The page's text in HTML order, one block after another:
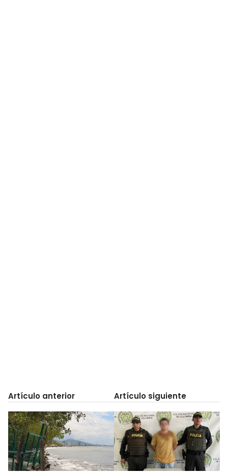
Artículo anterior Artículo siguiente